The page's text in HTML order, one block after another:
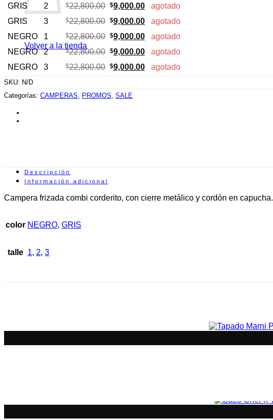
Volver a la tienda
original
era:
$22,800.00.
actual
es:
$9,000.00.
GRIS
2 $22,800.00 El
original
era:
$22,800.00.
$9,000.00El
actual
es:
$9,000.00.
agotado
GRIS
3 $22,800.00 El
original
era:
$22,800.00.
$9,000.00El
actual
es:
$9,000.00.
agotado
NEGRO
1 $22,800.00 El
original
era:
$22,800.00.
$9,000.00El
actual
es:
$9,000.00.
agotado
NEGRO
2 $22,800.00 El
original
era:
$22,800.00.
$9,000.00El
actual
es:
$9,000.00.
agotado
NEGRO
3 $22,800.00 El
precio
era:
$9,000.00El
precio
agotado
SKU: N/D
Categorías: CAMPERAS PROMOS SALE
Descripción
Información adicional
Campera frizada combi corderito, con cierre metálico y cordón en capucha.
color NEGRO, GRIS
talle 1, 2, 3